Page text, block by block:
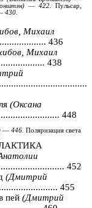
)— 422.Пульсар
430.
Михаил
436
Михаил
438
(Оксана
448
— 446.Поляризация света
452
(Дмитрий
455
пей (Дмитрий